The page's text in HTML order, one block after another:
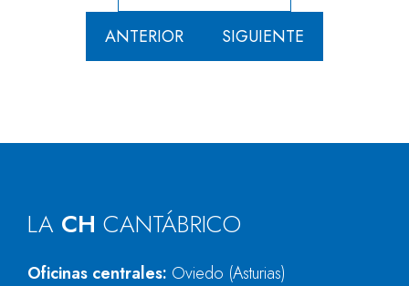
ANTERIOR SIGUIENTE
LA CH CANTÁBRICO
Oficinas centrales: Oviedo (Asturias)